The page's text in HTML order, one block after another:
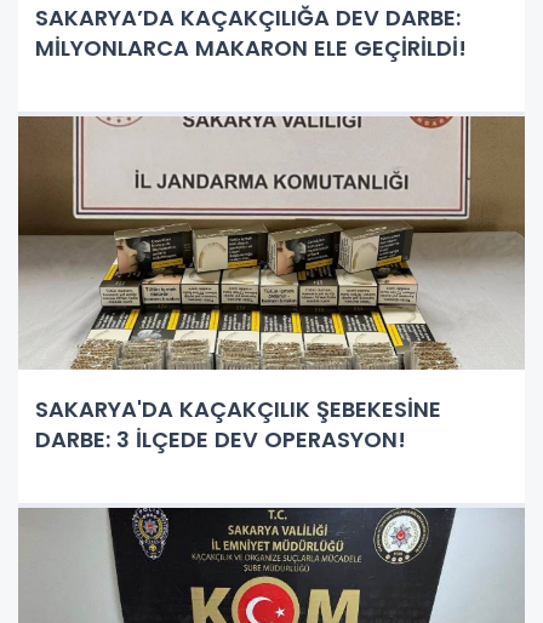
SAKARYA’DA KAÇAKÇILIĞA DEV DARBE:
MİLYONLARCA MAKARON ELE GEÇİRİLDİ!
SAKARYA'DA KAÇAKÇILIK ŞEBEKESİNE
DARBE: 3 İLÇEDE DEV OPERASYON!